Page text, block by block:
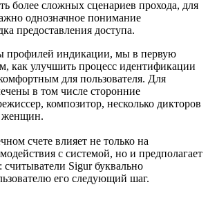
более сложных сценариев прохода, для
однозначное понимание
предоставления доступа.
профилей индикации, мы в первую
как улучшить процесс идентификации
для пользователя. Для
в том числе сторонние
композитор, несколько дикторов
женщин.
счете влияет не только на
с системой, но и предполагает
Sigur буквально
его следующий шаг.